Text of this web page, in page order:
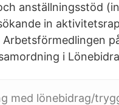
anställningsstöd
in
Arbetsförmedlingen
i
med lönebidrag/